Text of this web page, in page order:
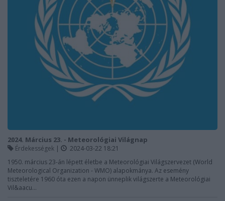
2024. Március 23. - Meteorológiai Világnap
Érdekességek |
2024-03-22 18:21
1950. március 23-án lépett életbe a Meteorológiai Világszervezet (World
Meteorological Organization - WMO) alapokmánya. Az esemény
tiszteletére 1960 óta ezen a napon ünneplik világszerte a Meteorológiai
Vil&aacu...